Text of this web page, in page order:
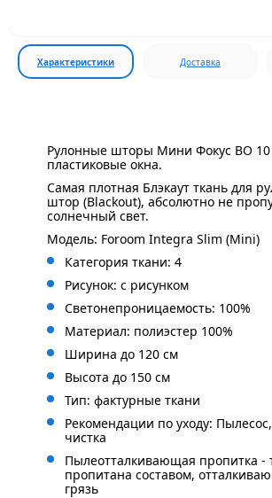
Характеристики Доставка
Рулонные шторы Мини Фокус BO 10
пластиковые окна.
Самая плотная Блэкаут ткань для
штор (Blackout), абсолютно не
солнечный свет.
Модель: Foroom Integra Slim (Mini)
Категория ткани: 4
Рисунок: с рисунком
Светонепроницаемость: 100%
Материал: полиэстер 100%
Ширина до 120 см
Высота до 150 см
Тип: фактурные ткани
Рекомендации по уходу: Пылесос,
чистка
Пылеотталкивающая пропитка -
пропитана составом,
грязь